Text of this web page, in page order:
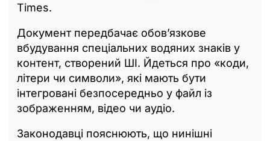
Times.
Документ передбачає обов’язкове
вбудування спеціальних водяних знаків у
контент, створений ШІ. Йдеться про «коди,
літери чи символи», які мають бути
інтегровані безпосередньо у файл із
зображенням, відео чи аудіо.
Законодавці пояснюють, що нинішні